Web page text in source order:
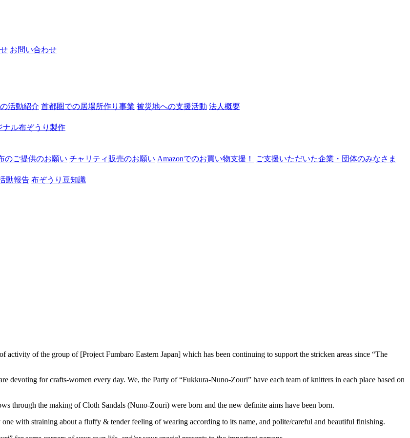
お問い合わせ
活動紹介 首都圏での居場所作り事業 被災地への支援活動 法人概要
ナル布ぞうり製作
のご提供のお願い チャリティ販売のお願い Amazonでのお買い物支援！
ご支援いただいた企業・団体のみなさま
動報告 布ぞうり豆知識
of the group of [Project Fumbaro Eastern Japan] which has been continuing to support the stricken areas since “The
devoting for crafts-women every day. We, the Party of “Fukkura-Nuno-Zouri” have each team of knitters in each place based on
through the making of Cloth Sandals (Nuno-Zouri) were born and the new definite aims have been born.
with straining about a fluffy & tender feeling of wearing according to its name, and polite/careful and beautiful finishing.